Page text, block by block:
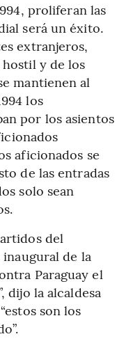
proliferan las
será un éxito.
extranjeros,
y de los
mantienen al
los
por los asientos
aficionados se
de las entradas
solo sean
del
de la
Paraguay el
dijo la alcaldesa
son los